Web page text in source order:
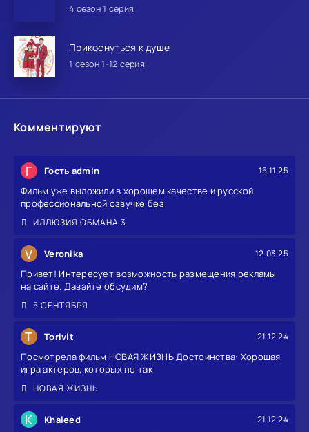
4 сезон 1 серия
Прикоснуться к душе
1 сезон 1-12 серия
Комментируют
Г Гость admin 15.11.25
Фильм уже выложили в хорошем качестве и русской
профессиональной озвучке без
ИЛЛЮЗИЯ ОБМАНА 3
V Veronika 12.03.25
Привет! Интересует возможность размещения рекламы
на сайте. Давайте обсудим?
5 СЕНТЯБРЯ
T Torivit 21.12.24
Посмотрела фильм НОВАЯ ЖИЗНЬ Достоинства: Хорошая
игра актеров, которых не так
НОВАЯ ЖИЗНЬ
K Khaleed 21.12.24